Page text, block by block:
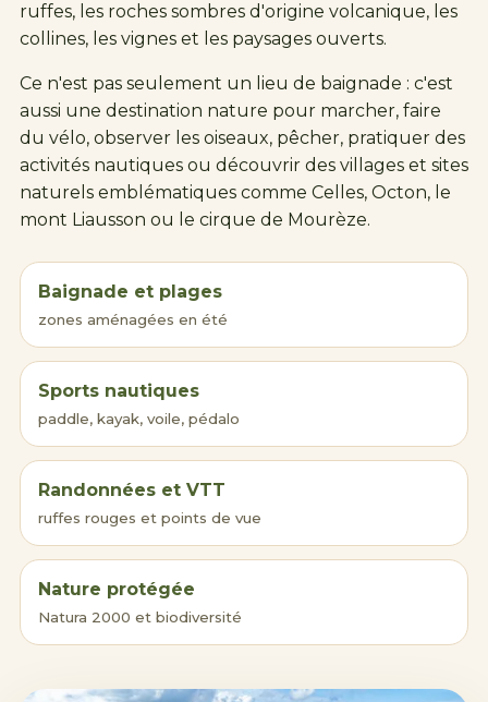
ruffes, les roches sombres d'origine volcanique, les
collines, les vignes et les paysages ouverts.
Ce n'est pas seulement un lieu de baignade : c'est
aussi une destination nature pour marcher, faire
du vélo, observer les oiseaux, pêcher, pratiquer des
activités nautiques ou découvrir des villages et sites
naturels emblématiques comme Celles, Octon, le
mont Liausson ou le cirque de Mourèze.
Baignade et plages
zones aménagées en été
Sports nautiques
paddle, kayak, voile, pédalo
Randonnées et VTT
ruffes rouges et points de vue
Nature protégée
Natura 2000 et biodiversité